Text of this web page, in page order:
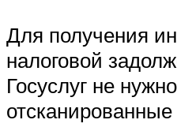
Для получения
налоговой
Госуслуг не